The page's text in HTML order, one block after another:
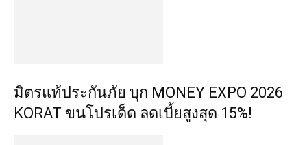
มิตรแท้ประกันภัย บุก MONEY EXPO 2026
KORAT ขนโปรเด็ด ลดเบี้ยสูงสุด 15%!